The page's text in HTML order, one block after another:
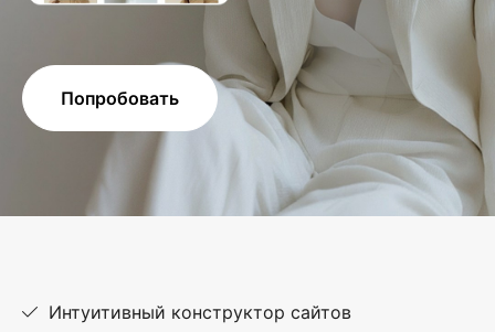
Попробовать
Интуитивный конструктор сайтов